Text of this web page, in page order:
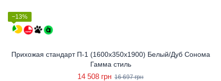
−13%
Прихожая стандарт П-1 (1600x350x1900) Белый/Дуб Сонома
Гамма стиль
14 508 грн 16 697 грн